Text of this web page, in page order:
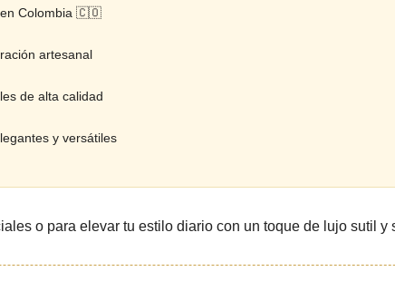
en Colombia 🇨🇴
artesanal
de alta calidad
y versátiles
o para elevar tu estilo diario con un toque de lujo sutil y